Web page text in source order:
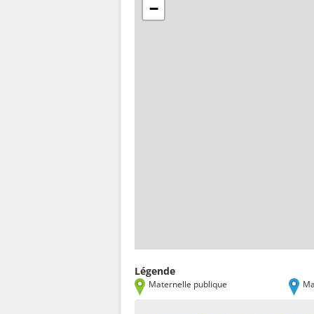
−
Légende
Maternelle publique